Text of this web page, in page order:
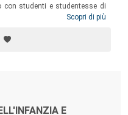
con studenti e studentesse di
a educatori, insegnanti e
onlife, ma soprattutto sulla
ostili, e meno soli.
Scopri di più
E